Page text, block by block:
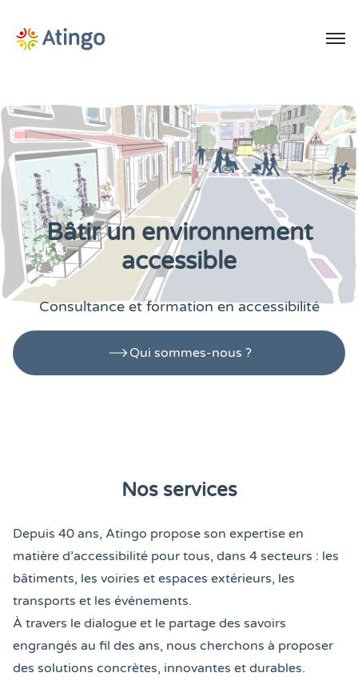
contenu
Bâtir un environnement
accessible
Consultance et formation en accessibilité
Qui sommes-nous ?
Nos services
Depuis 40 ans, Atingo propose son expertise en
matière d’accessibilité pour tous, dans 4 secteurs : les
bâtiments, les voiries et espaces extérieurs, les
transports et les événements.
À travers le dialogue et le partage des savoirs
engrangés au fil des ans, nous cherchons à proposer
des solutions concrètes, innovantes et durables.